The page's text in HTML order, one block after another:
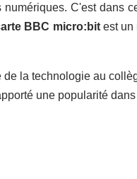
C'est dans
BBC micro:bitest un
la technologie au
une popularité dans